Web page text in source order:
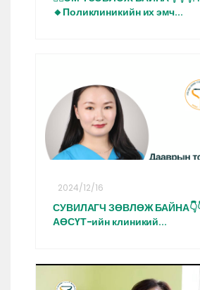
🔸Поликлиникийн их эмч...
2024/12/16
СУВИЛАГЧ ЗӨВЛӨЖ
АӨСҮТ-ийн клиникий...